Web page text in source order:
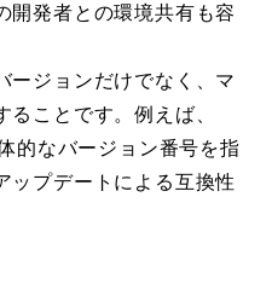
開発者との環境共有も容
ージョンだけでなく、マ
ことです。例えば、
的なバージョン番号を指
ップデートによる互換性